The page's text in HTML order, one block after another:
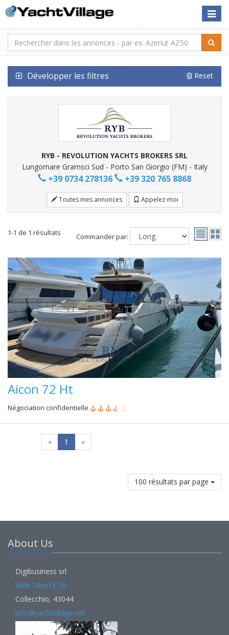
Toggle
Développer les filtres Reset
RYB - REVOLUTION YACHTS BROKERS SRL
Lungomare Gramsci Sud - Porto San Giorgio (FM) - Italy
+39 0734 278136 +39 320 765 8868
Toutes mes annonces Appelez-moi
1-1 de 1 résultats Commander par:
Aicon 72 Ht
Négociation confidentielle
« 1 »
100 résultats par page
About Us
Digibusiness srl
Viale Libertà 10
Collecchio, 43044
info@yachtvillage.net